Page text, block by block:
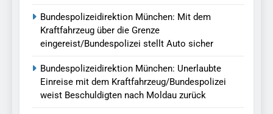
Bundespolizeidirektion München: Mit dem
Kraftfahrzeug über die Grenze
eingereist/Bundespolizei stellt Auto sicher
Bundespolizeidirektion München: Unerlaubte
Einreise mit dem Kraftfahrzeug/Bundespolizei
weist Beschuldigten nach Moldau zurück